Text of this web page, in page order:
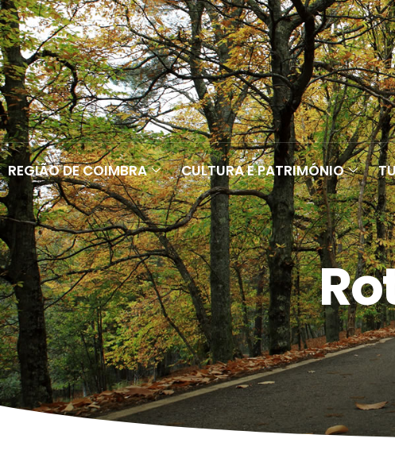
REGIÃO DE COIMBRA CULTURA E PATRIMÓNIO